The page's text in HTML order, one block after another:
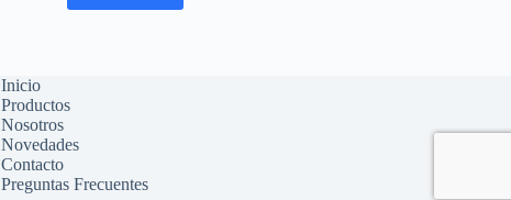
Inicio
Productos
Nosotros
Novedades
Contacto
Preguntas Frecuentes